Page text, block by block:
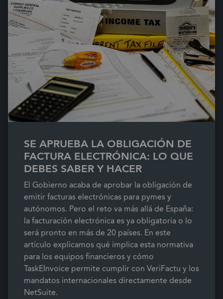
SE APRUEBA LA OBLIGACIÓN DE
FACTURA ELECTRÓNICA: LO QUE
DEBES SABER Y HACER
El Gobierno acaba de aprobar la obligación de
emitir facturas electrónicas para pymes y
autónomos. Pero el reto va más allá de España:
la facturación electrónica es ya obligatoria o lo
será pronto en más de 20 países. En este
artículo explicamos qué implica esta normativa
para los equipos financieros y cómo
TaskEInvoice permite cumplir con VeriFactu y los
mandatos internacionales directamente desde
NetSuite.